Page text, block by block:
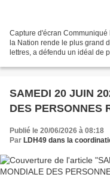
Capture d'écran
la Nation rende le plus grand
lettres, a défendu un idéal de
SAMEDI 20 JUIN
DES PERSONNES
Publié le 20/06/2026 à 08:18
Par LDH49 dans la